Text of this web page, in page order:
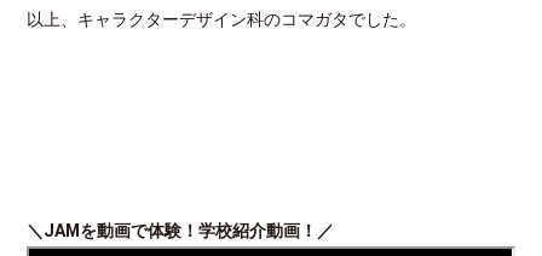
以上、キャラクターデザイン科のコマガタでした。
＼JAM を動画で体験！学校紹介動画！／